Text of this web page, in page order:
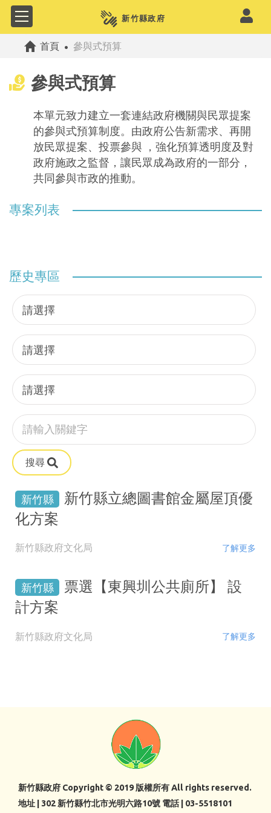
公共政策網路參與平
首頁 參與式預算
參與式預算
本單元致力建立一套連結政府機關與民眾提案
的參與式預算制度。由政府公告新需求、再開
放民眾提案、投票參與 ，強化預算透明度及對
政府施政之監督，讓民眾成為政府的一部分，
共同參與市政的推動。
專案列表
歷史專區
搜尋
新竹縣
新竹縣立總圖書館金屬屋頂優
化方案
新竹縣政府文化局 了解更多
新竹縣
票選【東興圳公共廁所】 設
計方案
新竹縣政府文化局 了解更多
新竹縣政府 Copyright © 2019 版權所有 All rights reserved.
地址 | 302 新竹縣竹北市光明六路10號 電話 | 03-5518101